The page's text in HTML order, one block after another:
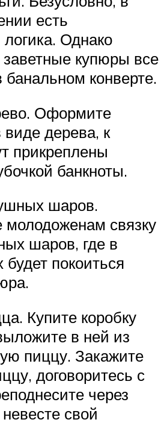
есть
Однако
заветные купюры все
конверте.
Оформите
дерева, к
прикреплены
банкноты.
шаров.
молодоженам связку
шаров, где в
покоиться
Купите коробку
в ней из
пиццу. Закажите
договоритесь с
через
свой